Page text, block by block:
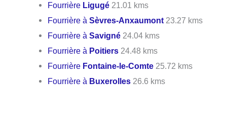
Fourrière Ligugé 21.01 kms
Fourrière àSèvres-Anxaumont 23.27 kms
Fourrière àSavigné 24.04 kms
Fourrière à Poitiers 24.48 kms
Fourrière Fontaine-le-Comte 25.72 kms
Fourrière à Buxerolles 26.6 kms